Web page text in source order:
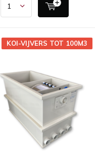
KOI-VIJVERS TOT 100M3